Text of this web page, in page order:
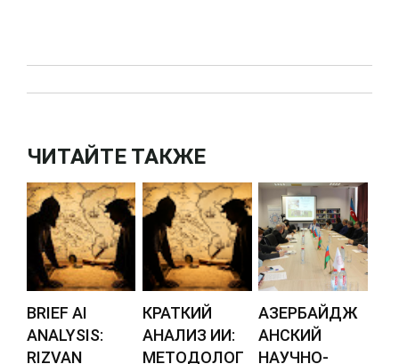
ЧИТАЙТЕ ТАКЖЕ
BRIEF AI
ANALYSIS:
RIZVAN
КРАТКИЙ
АНАЛИЗ ИИ:
МЕТОДОЛОГ
АЗЕРБАЙДЖ
АНСКИЙ
НАУЧНО-